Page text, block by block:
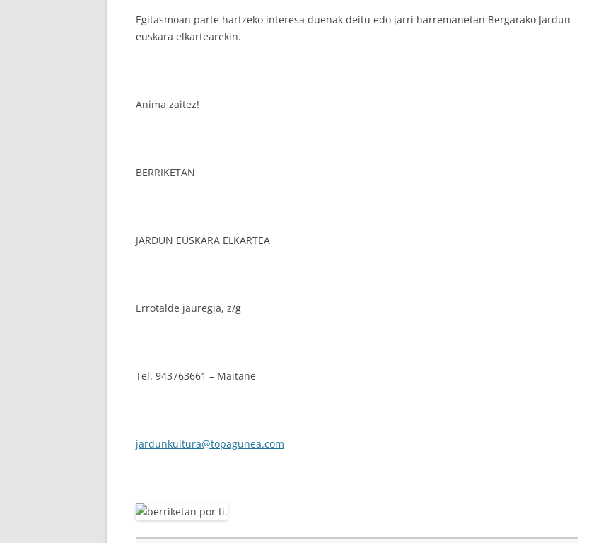
Egitasmoan parte hartzeko interesa duenak deitu edo jarri harremanetan Bergarako Jardun
euskara elkartearekin.
Anima zaitez!
BERRIKETAN
JARDUN EUSKARA ELKARTEA
Errotalde jauregia, z/g
Tel. 943763661 – Maitane
jardunkultura@topagunea.com